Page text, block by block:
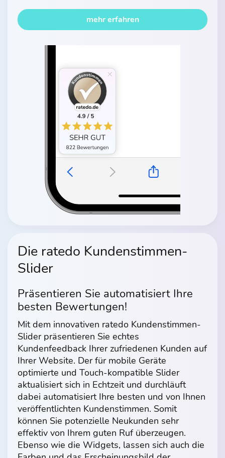
mehr erfahren
Die ratedo Kundenstimmen-
Slider
Präsentieren Sie automatisiert Ihre
besten Bewertungen!
Mit dem innovativen ratedo Kundenstimmen-
Slider präsentieren Sie echtes
Kundenfeedback Ihrer zufriedenen Kunden auf
Ihrer Website. Der für mobile Geräte
optimierte und Touch-kompatible Slider
aktualisiert sich in Echtzeit und durchläuft
dabei automatisiert Ihre besten und von Ihnen
veröffentlichten Kundenstimmen. Somit
können Sie potenzielle Neukunden sehr
effektiv von Ihrem guten Ruf überzeugen.
Ebenso wie die Widgets, lassen sich auch die